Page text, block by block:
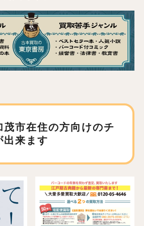
茂市在住の方向けのチ
出来ます